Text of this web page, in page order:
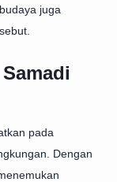
juga
pada
Dengan